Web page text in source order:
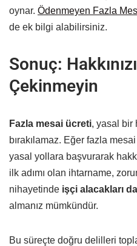
oynar. Ödenmeyen Fazla
de ek bilgi alabilirsiniz.
Sonuç:
Çekinmeyin
Fazla mesai ücreti, yasal bir
bırakılamaz. Eğer fazla
yasal yollara başvurarak
ilk adımı olan ihtarname,
nihayetinde işçi alacakları
almanız mümkündür.
Bu süreçte doğru delilleri